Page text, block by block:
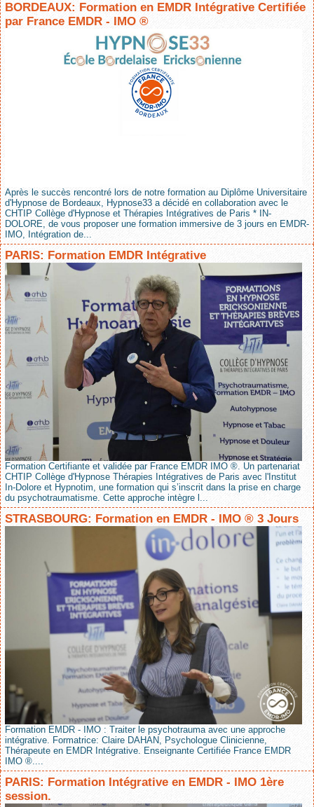
BORDEAUX: Formation en EMDR Intégrative Certifiée
par France EMDR - IMO ®
Après le succès rencontré lors de notre formation au Diplôme Universitaire
d'Hypnose de Bordeaux, Hypnose33 a décidé en collaboration avec le
CHTIP Collège d'Hypnose et Thérapies Intégratives de Paris * IN-
DOLORE, de vous proposer une formation immersive de 3 jours en EMDR-
IMO, Intégration de...
PARIS: Formation EMDR Intégrative
Formation Certifiante et validée par France EMDR IMO ®. Un partenariat
CHTIP Collège d'Hypnose Thérapies Intégratives de Paris avec l'Institut
In-Dolore et Hypnotim, une formation qui s’inscrit dans la prise en charge
du psychotraumatisme. Cette approche intègre l...
STRASBOURG: Formation en EMDR - IMO ® 3 Jours
Formation EMDR - IMO : Traiter le psychotrauma avec une approche
intégrative. Formatrice: Claire DAHAN, Psychologue Clinicienne,
Thérapeute en EMDR Intégrative. Enseignante Certifiée France EMDR
IMO ®....
PARIS: Formation Intégrative en EMDR - IMO 1ère
session.